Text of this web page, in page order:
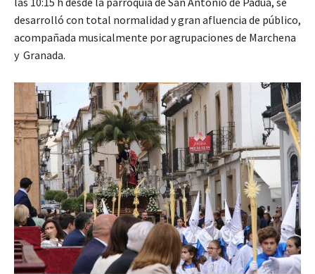
desarrolló con total normalidad y gran afluencia de público,
acompañada musicalmente por agrupaciones de Marchena
y Granada.